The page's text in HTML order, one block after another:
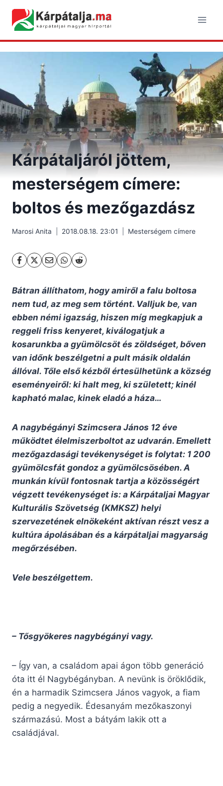
content
Kárpátaljáról jöttem,
mesterségem címere:
boltos és mezőgazdász
Marosi Anita 2018.08.18. 23:01 Mesterségem címere
Bátran állíthatom, hogy amiről a falu boltosa
nem tud, az meg sem történt. Valljuk be, van
ebben némi igazság, hiszen míg megkapjuk a
reggeli friss kenyeret, kiválogatjuk a
kosarunkba a gyümölcsöt és zöldséget, bőven
van időnk beszélgetni a pult másik oldalán
állóval. Tőle első kézből értesülhetünk a község
eseményeiről: ki halt meg, ki született; kinél
kapható malac, kinek eladó a háza…
A nagybégányi Szimcsera János 12 éve
működtet élelmiszerboltot az udvarán. Emellett
mezőgazdasági tevékenységet is folytat: 1 200
gyümölcsfát gondoz a gyümölcsösében. A
munkán kívül fontosnak tartja a közösségért
végzett tevékenységet is: a Kárpátaljai Magyar
Kulturális Szövetség (KMKSZ) helyi
szervezetének elnökeként aktívan részt vesz a
kultúra ápolásában és a kárpátaljai magyarság
megőrzésében.
Vele beszélgettem.
– Tősgyökeres nagybégányi vagy.
– Így van, a családom apai ágon több generáció
óta itt él Nagybégányban. A nevünk is öröklődik,
én a harmadik Szimcsera János vagyok, a fiam
pedig a negyedik. Édesanyám mezőkaszonyi
származású. Most a bátyám lakik ott a
családjával.